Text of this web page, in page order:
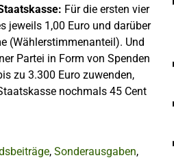
Für die ersten vier
jeweils 1,00 Euro und darüber
(Wählerstimmenanteil). Und
Partei in Form von Spenden
zu 3.300 Euro zuwenden,
nochmals 45 Cent
, Sonderausgaben,